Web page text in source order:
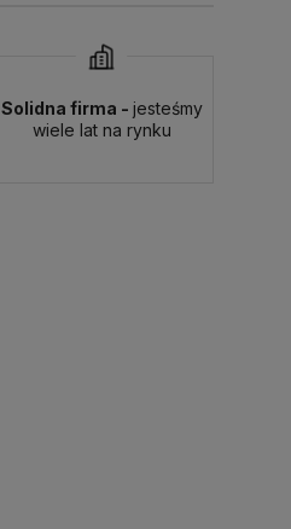
Solidna firma - jesteśmy
wiele lat na rynku